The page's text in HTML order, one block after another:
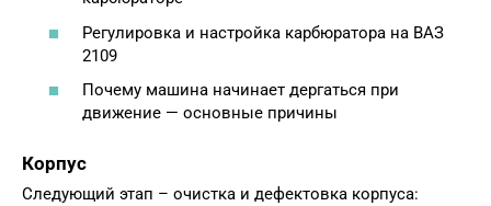
Регулировка и настройка карбюратора на ВАЗ
2109
Почему машина начинает дергаться при
движение — основные причины
Корпус
Следующий этап – очистка и дефектовка корпуса: